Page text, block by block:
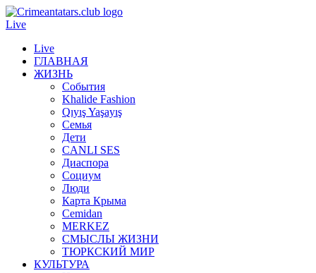
Live
Live
ГЛАВНАЯ
ЖИЗНЬ
События
Khalide Fashion
Qıyış Yaşayış
Семья
Дети
CANLI SES
Диаспора
Социум
Люди
Карта Крыма
Cemidan
МERKEZ
СМЫСЛЫ ЖИЗНИ
ТЮРКСКИЙ МИР
КУЛЬТУРА